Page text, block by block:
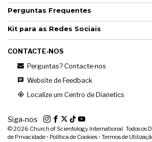
Perguntas Frequentes
Kit para as Redes Sociais
CONTACTE‑NOS
Perguntas? Contacte‑nos
Website de Feedback
Localize um Centro de Dianetics
Siga‑nos
© 2026 Church of Scientology International. Todos os
de Privacidade • Política de Cookies • Termos de